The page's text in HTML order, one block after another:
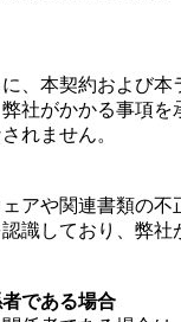
、本契約および
社がかかる事項
れません。
アや関連書類の
識しており、弊
である場合